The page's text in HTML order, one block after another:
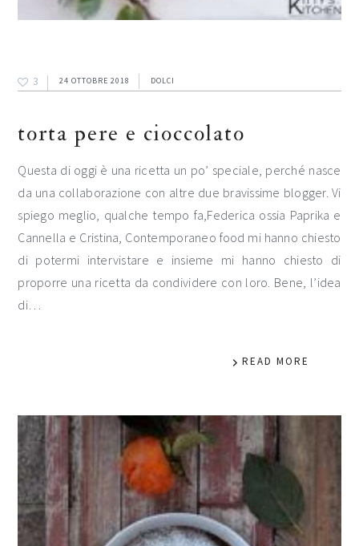
3 24 OTTOBRE 2018 DOLCI
torta pere e cioccolato
Questa di oggi è una ricetta un po’ speciale, perché nasce
da una collaborazione con altre due bravissime blogger. Vi
spiego meglio, qualche tempo fa,Federica ossia Paprika e
Cannella e Cristina, Contemporaneo food mi hanno chiesto
di potermi intervistare e insieme mi hanno chiesto di
proporre una ricetta da condividere con loro. Bene, l’idea
di…
READ MORE